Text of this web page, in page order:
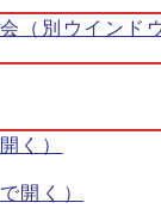
（別ウインド
く）
開く）